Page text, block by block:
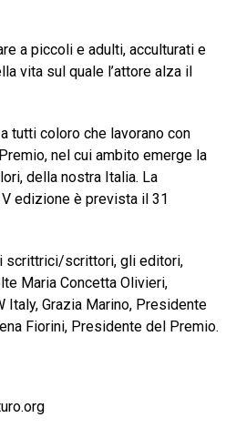
a piccoli e adul­ti, acculturati e
vita sul quale l’attore alza il
tutti coloro che lavorano con
nel cui ambito emerge la
della nostra Italia. La
edizione è prevista il 31
scrittrici/scrittori, gli editori,
Maria Concetta Olivieri,
Italy, Grazia Marino, Presidente
Fiorini, Presidente del Premio.